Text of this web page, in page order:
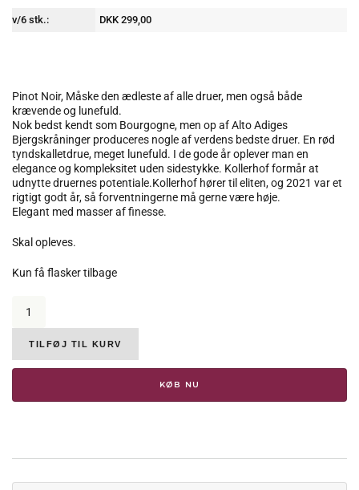
v/6 stk.: DKK 299,00
Pinot Noir, Måske den ædleste af alle druer, men også både
krævende og lunefuld.
Nok bedst kendt som Bourgogne, men op af Alto Adiges
Bjergskråninger produceres nogle af verdens bedste druer. En rød
tyndskalletdrue, meget lunefuld. I de gode år oplever man en
elegance og kompleksitet uden sidestykke. Kollerhof formår at
udnytte druernes potentiale.Kollerhof hører til eliten, og 2021 var et
rigtigt godt år, så forventningerne må gerne være høje.
Elegant med masser af finesse.
Skal opleves.
Kun få flasker tilbage
Kollerhof.
Blauburgunder
Pinot
Noir
Mazon,
antal
TILFØJ TIL KURV
KØB NU